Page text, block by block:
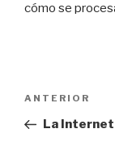
cómo se
entradas
Entrada
anterior:
ANTERIOR
La